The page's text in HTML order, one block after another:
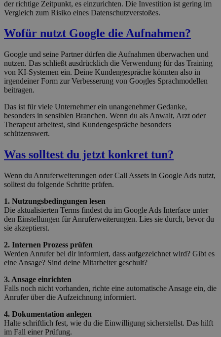
der richtige Zeitpunkt, es einzurichten. Die Investition ist gering im
Vergleich zum Risiko eines Datenschutzverstoßes.
Wofür nutzt Google die Aufnahmen?
Google und seine Partner dürfen die Aufnahmen überwachen und
nutzen. Das schließt ausdrücklich die Verwendung für das Training
von KI-Systemen ein. Deine Kundengespräche könnten also in
irgendeiner Form zur Verbesserung von Googles Sprachmodellen
beitragen.
Das ist für viele Unternehmer ein unangenehmer Gedanke,
besonders in sensiblen Branchen. Wenn du als Anwalt, Arzt oder
Therapeut arbeitest, sind Kundengespräche besonders
schützenswert.
Was solltest du jetzt konkret tun?
Wenn du Anruferweiterungen oder Call Assets in Google Ads nutzt,
solltest du folgende Schritte prüfen.
1. Nutzungsbedingungen lesen
Die aktualisierten Terms findest du im Google Ads Interface unter
den Einstellungen für Anruferweiterungen. Lies sie durch, bevor du
sie akzeptierst.
2. Internen Prozess prüfen
Werden Anrufer bei dir informiert, dass aufgezeichnet wird? Gibt es
eine Ansage? Sind deine Mitarbeiter geschult?
3. Ansage einrichten
Falls noch nicht vorhanden, richte eine automatische Ansage ein, die
Anrufer über die Aufzeichnung informiert.
4. Dokumentation anlegen
Halte schriftlich fest, wie du die Einwilligung sicherstellst. Das hilft
im Fall einer Prüfung.